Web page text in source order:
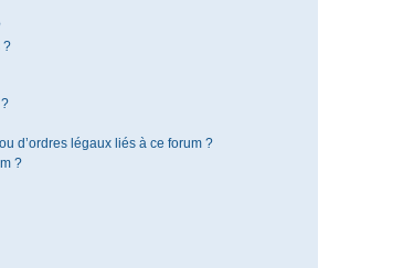
?
d’ordres légaux liés à ce forum ?
?